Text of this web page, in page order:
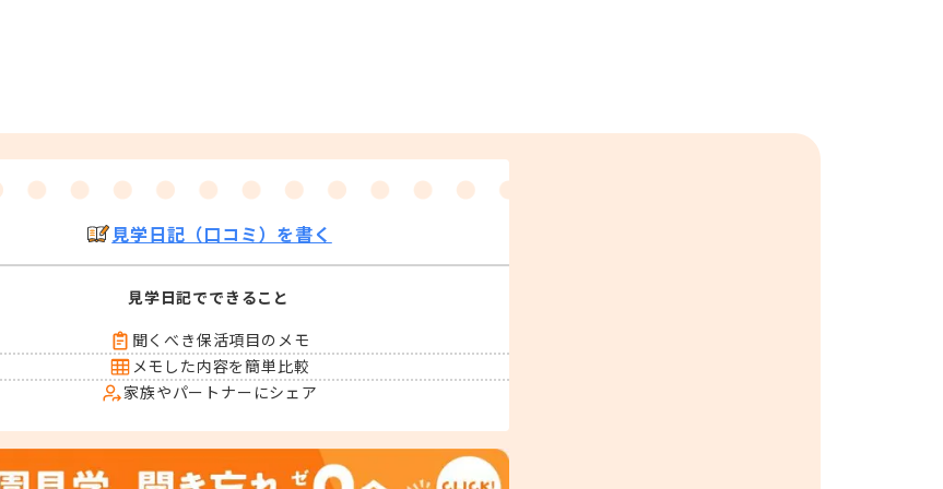
見学日記（口コミ）を書く
見学日記でできること
聞くべき保活項目のメモ
メモした内容を簡単比較
家族やパートナーにシェア